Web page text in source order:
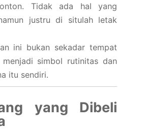
Tidak ada hal yang
justru di situlah letak
ini bukan sekadar tempat
simbol rutinitas dan
itu sendiri.
yang Dibeli